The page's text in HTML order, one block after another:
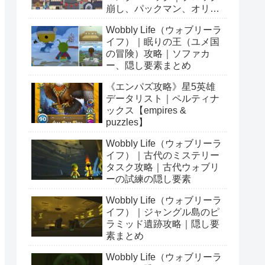
崩し、パックマン、オリン
Wobbly Life（ウォブリーラ
イフ）｜眠りの王（ユメ国
の冒険）攻略｜ソファカ
ー、隠し要素まとめ
《エンパズ攻略》星5英雄
データリスト｜ペルティナ
ックス【empires &
puzzles】
Wobbly Life（ウォブリーラ
イフ）｜古代のミステリー
タスク攻略｜古代ウォブリ
ーの試練の隠し要素
Wobbly Life（ウォブリーラ
イフ）｜ジャングル島のピ
ラミッド遺跡攻略｜隠し要
素まとめ
Wobbly Life（ウォブリーラ